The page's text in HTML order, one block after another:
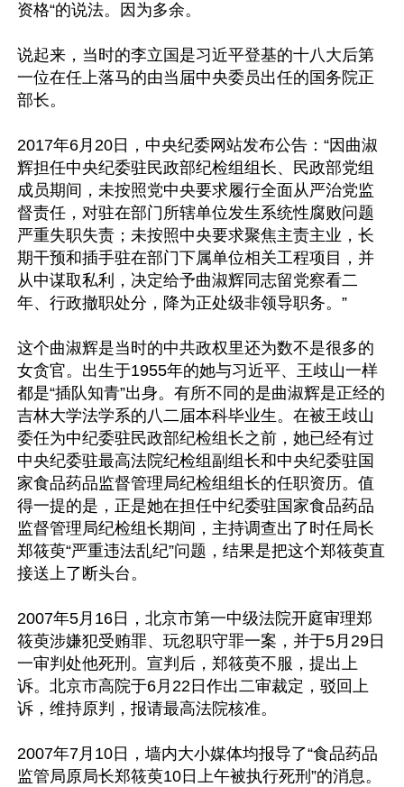
资格“的说法。因为多余。
说起来，当时的李立国是习近平登基的十八大后第
一位在任上落马的由当届中央委员出任的国务院正
部长。
2017年6月20日，中央纪委网站发布公告：“因曲淑
辉担任中央纪委驻民政部纪检组组长、民政部党组
成员期间，未按照党中央要求履行全面从严治党监
督责任，对驻在部门所辖单位发生系统性腐败问题
严重失职失责；未按照中央要求聚焦主责主业，长
期干预和插手驻在部门下属单位相关工程项目，并
从中谋取私利，决定给予曲淑辉同志留党察看二
年、行政撤职处分，降为正处级非领导职务。”
这个曲淑辉是当时的中共政权里还为数不是很多的
女贪官。出生于1955年的她与习近平、王歧山一样
都是“插队知青”出身。有所不同的是曲淑辉是正经的
吉林大学法学系的八二届本科毕业生。在被王歧山
委任为中纪委驻民政部纪检组长之前，她已经有过
中央纪委驻最高法院纪检组副组长和中央纪委驻国
家食品药品监督管理局纪检组组长的任职资历。值
得一提的是，正是她在担任中纪委驻国家食品药品
监督管理局纪检组长期间，主持调查出了时任局长
郑筱萸“严重违法乱纪”问题，结果是把这个郑筱萸直
接送上了断头台。
2007年5月16日，北京市第一中级法院开庭审理郑
筱萸涉嫌犯受贿罪、玩忽职守罪一案，并于5月29日
一审判处他死刑。宣判后，郑筱萸不服，提出上
诉。北京市高院于6月22日作出二审裁定，驳回上
诉，维持原判，报请最高法院核准。
2007年7月10日，墙内大小媒体均报导了“食品药品
监管局原局长郑筱萸10日上午被执行死刑”的消息。